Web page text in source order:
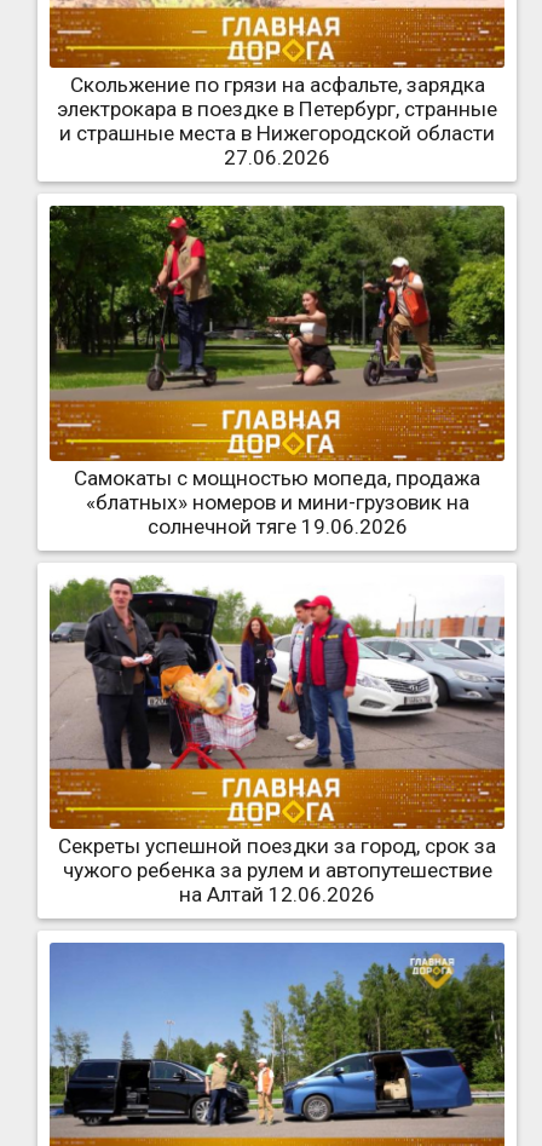
Скольжение по грязи на асфальте, зарядка
электрокара в поездке в Петербург, странные
и страшные места в Нижегородской области
27.06.2026
Самокаты с мощностью мопеда, продажа
«блатных» номеров и мини-грузовик на
солнечной тяге 19.06.2026
Секреты успешной поездки за город, срок за
чужого ребенка за рулем и автопутешествие
на Алтай 12.06.2026